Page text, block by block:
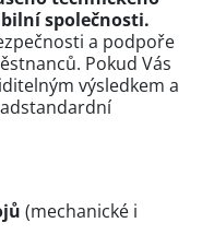
společnosti.
a podpoře
Pokud Vás
výsledkem a
(mechanické i